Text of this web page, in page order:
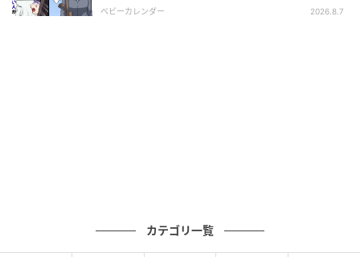
を顧客などに見立て、商談や接客といった実践的な練
ベビーカレンダー 2026.8.7
カテゴリ一覧